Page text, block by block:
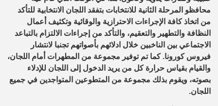
محافظو المرحلة الثانية للانتخابات بتفقد اللجان الانتخابية للتأكد
من اتخاذ كافة الإجراءات الاحترازية والوقائية وتكثيف أعمال
النظافة والتطهير والتعقيم، والتأكد من إجراءات الالتزام بالتباعد
الاجتماعي بين الناخبين خلال ادلائهم بأصواتهم تجنبا لانتشار
فيروس كورونا. كما تم توفير مجموعة من المطهرات أمام اللجان،
والقيام بقياس حرارة كل من يريد الدخول إلى اللجان للإدلاء
بصوته، ويقوم بذلك مجموعة من المتطوعين المتواجدين في جميع
اللجان.